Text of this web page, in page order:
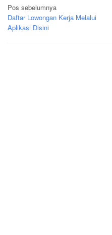
Navigasi
pos
Pos sebelumnya
Daftar Lowongan Kerja Melalui
Aplikasi Disini